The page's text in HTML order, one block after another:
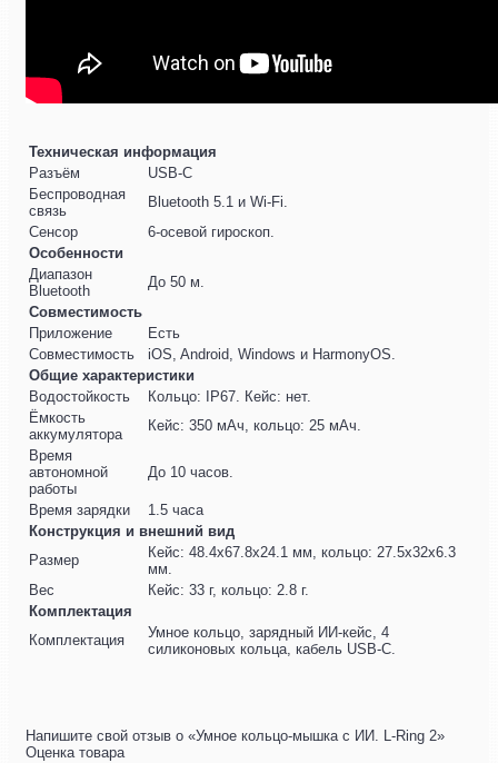
Техническая информация
Разъём
USB-C
Беспроводная
связь
Bluetooth 5.1 и Wi-Fi.
Сенсор
6-осевой гироскоп.
Особенности
Диапазон
Bluetooth
До 50 м.
Совместимость
Приложение
Есть
Совместимость
iOS, Android, Windows и HarmonyOS.
Общие характеристики
Водостойкость
Кольцо: IP67. Кейс: нет.
Ёмкость
аккумулятора
Кейс: 350 мАч, кольцо: 25 мАч.
Время
автономной
работы
До 10 часов.
Время зарядки
1.5 часа
Конструкция и внешний вид
Размер
Кейс: 48.4х67.8х24.1 мм, кольцо: 27.5х32х6.3
мм.
Вес
Кейс: 33 г, кольцо: 2.8 г.
Комплектация
Комплектация
Умное кольцо, зарядный ИИ-кейс, 4
силиконовых кольца, кабель USB-C.
Напишите свой отзыв о «Умное кольцо-мышка с ИИ. L-Ring 2»
Оценка товара